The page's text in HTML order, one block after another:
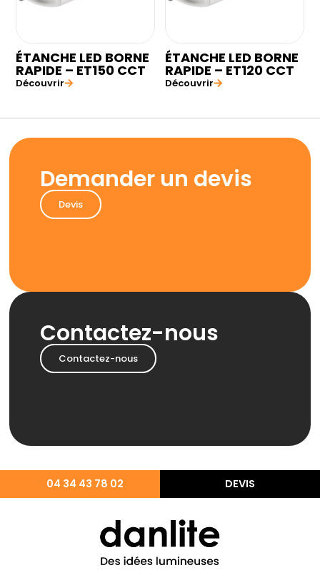
ÉTANCHE LED BORNE
RAPIDE – ET150 CCT
Découvrir
ÉTANCHE LED BORNE
RAPIDE – ET120 CCT
Découvrir
Demander un devis
Devis
Contactez-nous
Contactez-nous
04 34 43 78 02 DEVIS